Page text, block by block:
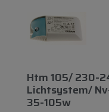
Htm 105/ 230-
Lichtsystem/
35-105w